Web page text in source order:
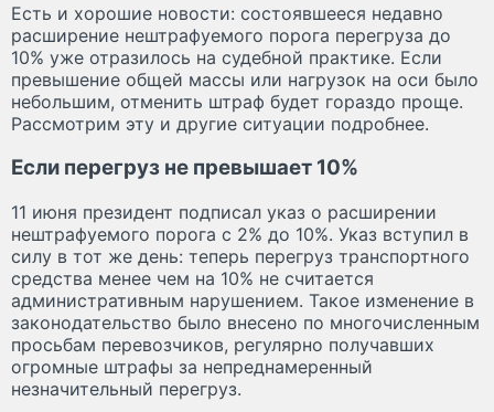
Есть и хорошие новости: состоявшееся недавно
расширение нештрафуемого порога перегруза до
10% уже отразилось на судебной практике. Если
превышение общей массы или нагрузок на оси было
небольшим, отменить штраф будет гораздо проще.
Рассмотрим эту и другие ситуации подробнее.
Если перегруз не превышает 10%
11 июня президент подписал указ о расширении
нештрафуемого порога с 2% до 10%. Указ вступил в
силу в тот же день: теперь перегруз транспортного
средства менее чем на 10% не считается
административным нарушением. Такое изменение в
законодательство было внесено по многочисленным
просьбам перевозчиков, регулярно получавших
огромные штрафы за непреднамеренный
незначительный перегруз.